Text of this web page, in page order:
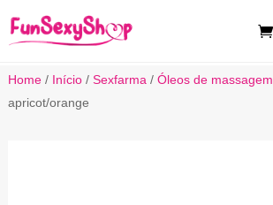
Home/ Início/ Sexfarma / Óleos de massagem
apricot/orange